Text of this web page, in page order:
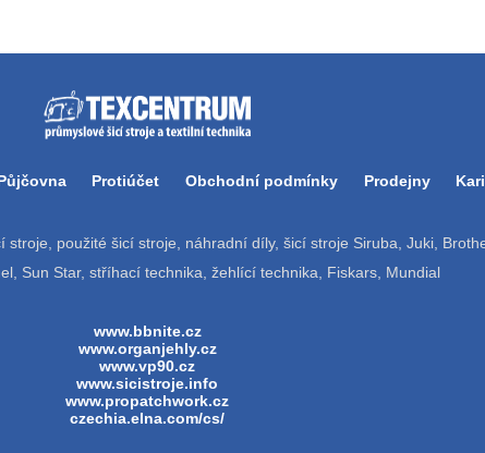
Protiúčet Obchodní podmínky Prodejny
použité šicí stroje, náhradní díly, šicí stroje Siruba, Juki,
Sun Star, stříhací technika, žehlící technika, Fiskars, Mundial
www.bbnite.cz
www.organjehly.cz
www.vp90.cz
www.sicistroje.info
www.propatchwork.cz
czechia.elna.com/cs/